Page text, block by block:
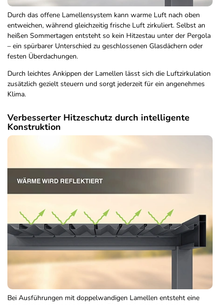
Durch das offene Lamellensystem kann warme Luft nach oben
entweichen, während gleichzeitig frische Luft zirkuliert. Selbst an
heißen Sommertagen entsteht so kein Hitzestau unter der Pergola
– ein spürbarer Unterschied zu geschlossenen Glasdächern oder
festen Überdachungen.
Durch leichtes Ankippen der Lamellen lässt sich die Luftzirkulation
zusätzlich gezielt steuern und sorgt jederzeit für ein angenehmes
Klima.
Verbesserter Hitzeschutz durch intelligente
Konstruktion
Bei Ausführungen mit doppelwandigen Lamellen entsteht eine